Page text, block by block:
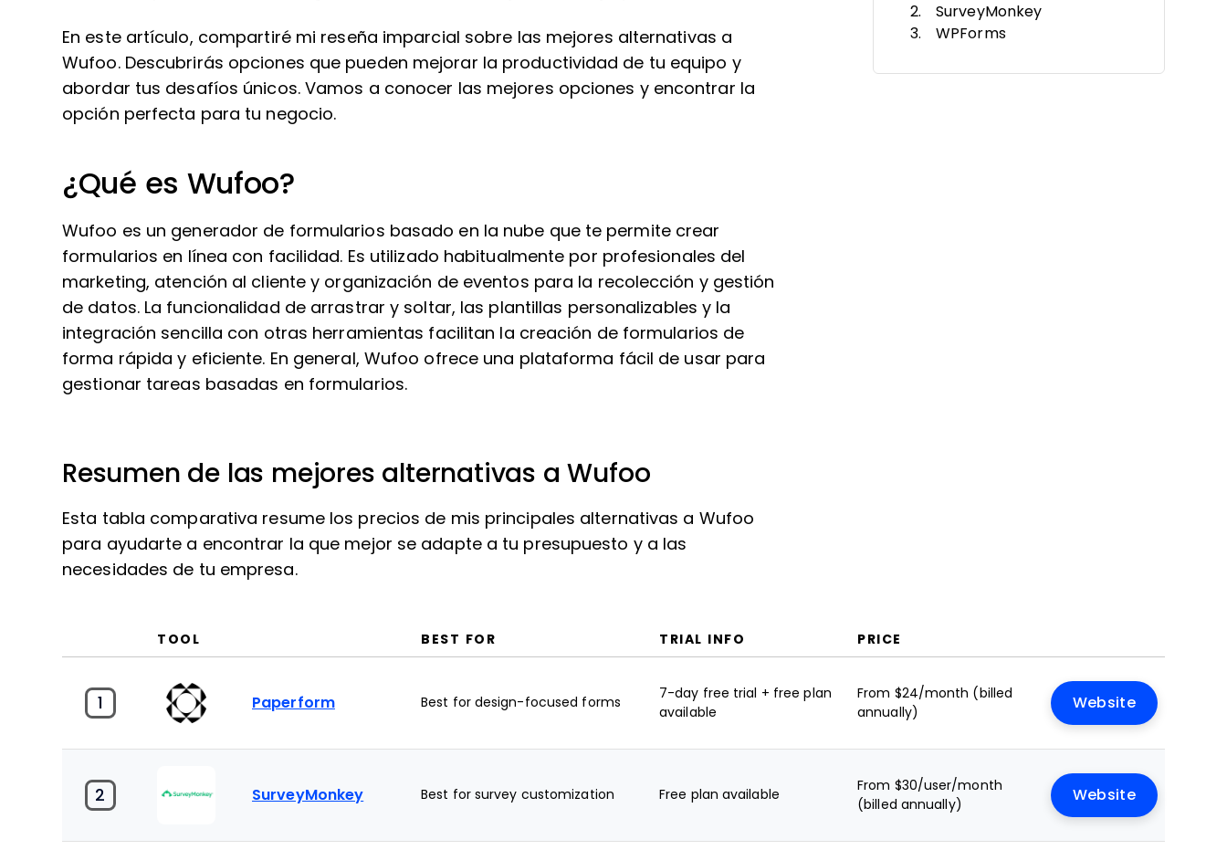
En este artículo, compartiré mi reseña imparcial sobre las mejores alternativas a
Wufoo. Descubrirás opciones que pueden mejorar la productividad de tu equipo y
abordar tus desafíos únicos. Vamos a conocer las mejores opciones y encontrar la
opción perfecta para tu negocio.
¿Qué es Wufoo?
Wufoo es un generador de formularios basado en la nube que te permite crear
formularios en línea con facilidad. Es utilizado habitualmente por profesionales del
marketing, atención al cliente y organización de eventos para la recolección y gestión
de datos. La funcionalidad de arrastrar y soltar, las plantillas personalizables y la
integración sencilla con otras herramientas facilitan la creación de formularios de
forma rápida y eficiente. En general, Wufoo ofrece una plataforma fácil de usar para
gestionar tareas basadas en formularios.
Resumen de las mejores alternativas a Wufoo
Esta tabla comparativa resume los precios de mis principales alternativas a Wufoo
para ayudarte a encontrar la que mejor se adapte a tu presupuesto y a las
necesidades de tu empresa.
TOOL BEST FOR TRIAL INFO PRICE
1 Paperform Best for design-focused forms
7-day free trial + free plan
available
From $24/month (billed
annually)
Website
2 SurveyMonkey Best for survey customization Free plan available
From $30/user/month
(billed annually)
Website
SurveyMonkey
WPForms
Formstack